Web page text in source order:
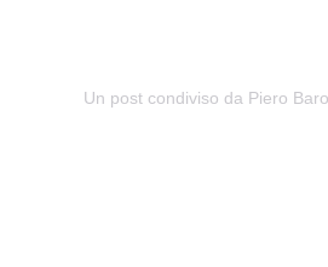
Un post condiviso da Piero